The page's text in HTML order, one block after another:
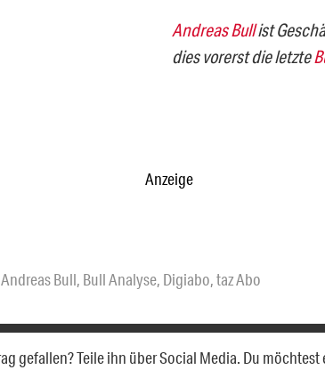
Andreas Bullist
dies vorerst die letzte
Anzeige
Andreas Bull, Bull Analyse, Digiabo,taz Abo
gefallen? Teile ihn über Social Media. Du möchtest